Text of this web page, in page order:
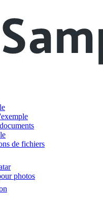
de fichiers
photos